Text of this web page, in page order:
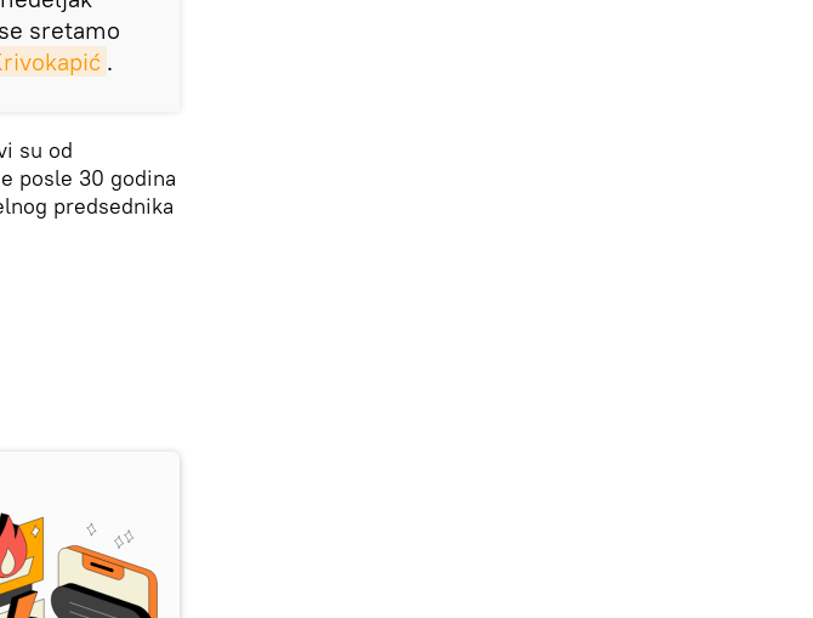
sretamo
.
su od
posle 30 godina
predsednika